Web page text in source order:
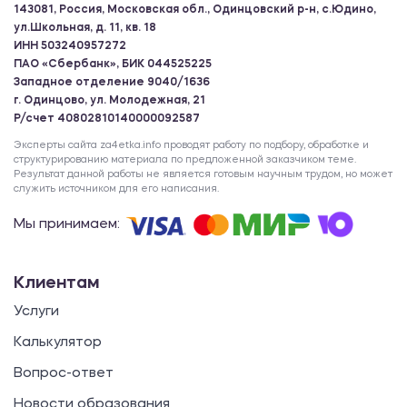
143081, Россия, Московская обл., Одинцовский р-н, с.Юдино,
ул.Школьная, д. 11, кв. 18
ИНН 503240957272
ПАО «Сбербанк», БИК 044525225
Западное отделение 9040/1636
г. Одинцово, ул. Молодежная, 21
Р/счет 40802810140000092587
Эксперты сайта za4etka.info проводят работу по подбору, обработке и
структурированию материала по предложенной заказчиком теме.
Результат данной работы не является готовым научным трудом, но может
служить источником для его написания.
Мы принимаем:
Клиентам
Услуги
Калькулятор
Вопрос-ответ